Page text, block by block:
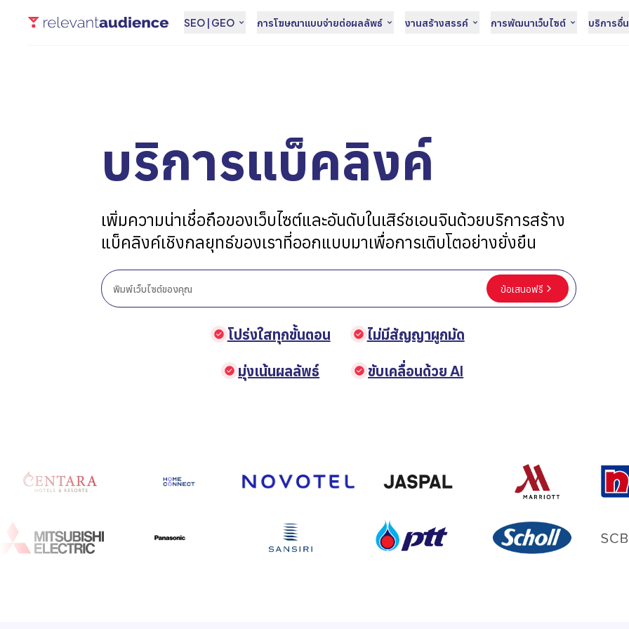
SEO | GEO การโฆษณาแบบจ่ายต่อผลลัพธ์ งานสร้างสรรค์ การพัฒนาเว็บไซต์ บริการอื่
บริการแบ็คลิงค์
เพิ่มความน่าเชื่อถือของเว็บไซต์และอันดับในเสิร์ชเอนจินด้วยบริการสร้าง
แบ็คลิงค์เชิงกลยุทธ์ของเราที่ออกแบบมาเพื่อการเติบโตอย่างยั่งยืน
ข้อเสนอฟรี
โปร่งใสทุกขั้นตอน ไม่มีสัญญาผูกมัด
มุ่งเน้นผลลัพธ์ ขับเคลื่อนด้วย AI